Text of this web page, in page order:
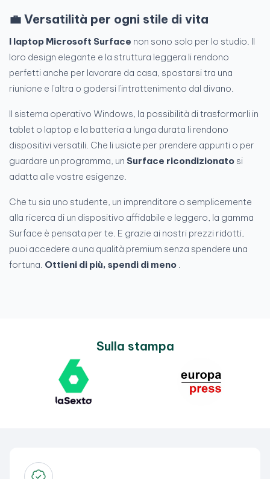
💼 Versatilità per ogni stile di vita
I laptop Microsoft Surface non sono solo per lo studio. Il
loro design elegante e la struttura leggera li rendono
perfetti anche per lavorare da casa, spostarsi tra una
riunione e l'altra o godersi l'intrattenimento dal divano.
Il sistema operativo Windows, la possibilità di trasformarli in
tablet o laptop e la batteria a lunga durata li rendono
dispositivi versatili. Che li usiate per prendere appunti o per
guardare un programma, un Surface ricondizionato si
adatta alle vostre esigenze.
Che tu sia uno studente, un imprenditore o semplicemente
alla ricerca di un dispositivo affidabile e leggero, la gamma
Surface è pensata per te. E grazie ai nostri prezzi ridotti,
puoi accedere a una qualità premium senza spendere una
fortuna. Ottieni di più, spendi di meno .
Sulla stampa